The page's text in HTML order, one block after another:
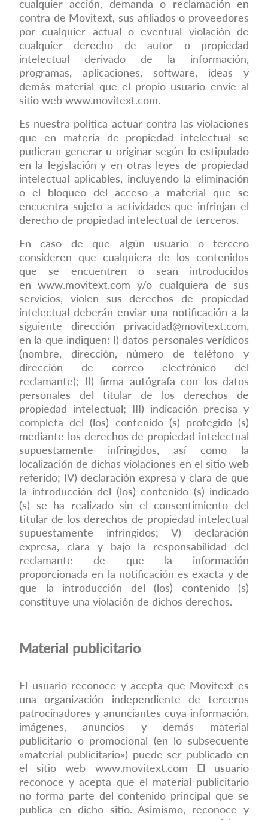
cualquier acción, demanda o reclamación en
contra de Movitext, sus afiliados o proveedores
por cualquier actual o eventual violación de
cualquier derecho de autor o propiedad
intelectual derivado de la información,
programas, aplicaciones, software, ideas y
demás material que el propio usuario envíe al
sitio web www.movitext.com.
Es nuestra política actuar contra las violaciones
que en materia de propiedad intelectual se
pudieran generar u originar según lo estipulado
en la legislación y en otras leyes de propiedad
intelectual aplicables, incluyendo la eliminación
o el bloqueo del acceso a material que se
encuentra sujeto a actividades que infrinjan el
derecho de propiedad intelectual de terceros.
En caso de que algún usuario o tercero
consideren que cualquiera de los contenidos
que se encuentren o sean introducidos
enwww.movitext.com y/o cualquiera de sus
servicios, violen sus derechos de propiedad
intelectual deberán enviar una notificación a la
siguiente dirección privacidad@movitext.com,
en la que indiquen: I) datos personales verídicos
(nombre, dirección, número de teléfono y
dirección de correo electrónico del
reclamante); II) firma autógrafa con los datos
personales del titular de los derechos de
propiedad intelectual; III) indicación precisa y
completa del (los) contenido (s) protegido (s)
mediante los derechos de propiedad intelectual
supuestamente infringidos, así como la
localización de dichas violaciones en el sitio web
referido; IV) declaración expresa y clara de que
la introducción del (los) contenido (s) indicado
(s) se ha realizado sin el consentimiento del
titular de los derechos de propiedad intelectual
supuestamente infringidos; V) declaración
expresa, clara y bajo la responsabilidad del
reclamante de que la información
proporcionada en la notificación es exacta y de
que la introducción del (los) contenido (s)
constituye una violación de dichos derechos.
Material publicitario
El usuario reconoce y acepta que Movitext es
una organización independiente de terceros
patrocinadores y anunciantes cuya información,
imágenes, anuncios y demás material
publicitario o promocional (en lo subsecuente
«material publicitario») puede ser publicado en
el sitio web www.movitext.com El usuario
reconoce y acepta que el material publicitario
no forma parte del contenido principal que se
publica en dicho sitio. Asimismo, reconoce y